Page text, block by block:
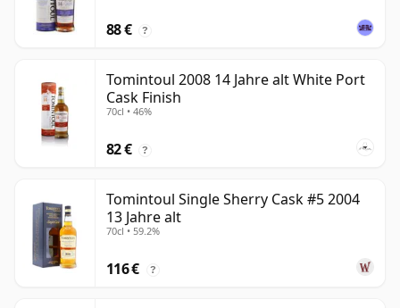
88 € ?
Tomintoul 2008 14 Jahre alt White Port
Cask Finish
70cl • 46%
82 € ?
Tomintoul Single Sherry Cask #5 2004
13 Jahre alt
70cl • 59.2%
116 € ?